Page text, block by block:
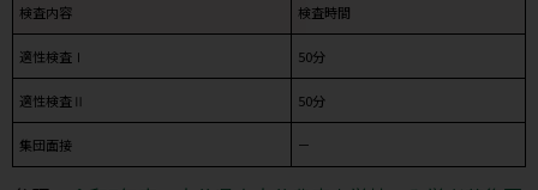
検査内容 検査時間
適性検査Ⅰ 50分
適性検査Ⅱ 50分
集団面接 －